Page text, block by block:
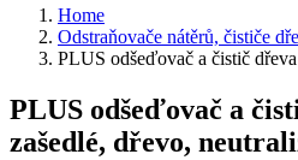
Home
Odstraňovače nátěrů, čističe
PLUS odšeďovač a čistič
PLUS odšeďovač a
zašedlé, dřevo,